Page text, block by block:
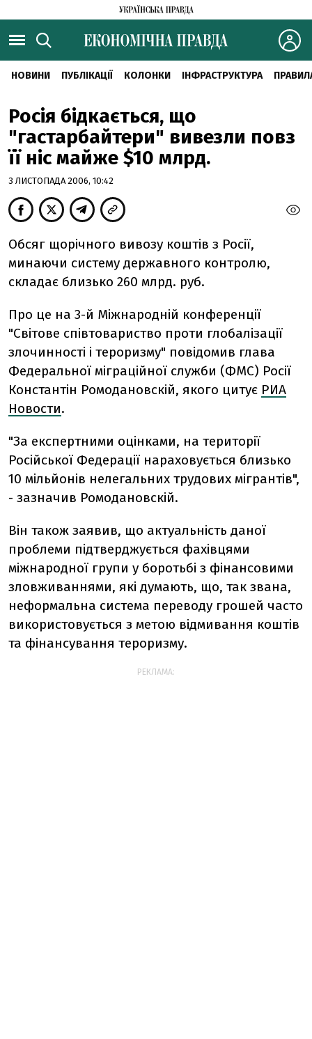
НОВИНИ ПУБЛІКАЦІЇ КОЛОНКИ ІНФРАСТРУКТУРА
Росія бідкається, що
"гастарбайтери" вивезли повз
її ніс майже $10 млрд.
3 ЛИСТОПАДА 2006, 10:42
Обсяг щорічного вивозу коштів з Росії,
минаючи систему державного контролю,
складає близько 260 млрд. руб.
Про це на 3-й Міжнародній конференції
"Світове співтовариство проти глобалізації
злочинності і тероризму" повідомив глава
Федеральної міграційної служби (ФМС) Росії
Константін Ромодановскій, якого цитує РИА
Новости.
"За експертними оцінками, на території
Російської Федерації нараховується близько
10 мільйонів нелегальних трудових мігрантів",
- зазначив Ромодановскій.
Він також заявив, що актуальність даної
проблеми підтверджується фахівцями
міжнародної групи у боротьбі з фінансовими
зловживаннями, які думають, що, так звана,
неформальна система переводу грошей часто
використовується з метою відмивання коштів
та фінансування тероризму.
РЕКЛАМА: